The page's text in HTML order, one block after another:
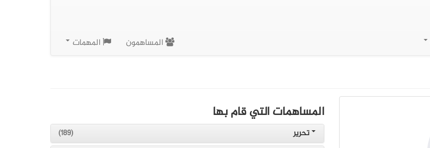
المساهمون المهمات
المساهمات التي قام بها
تحرير
(189)